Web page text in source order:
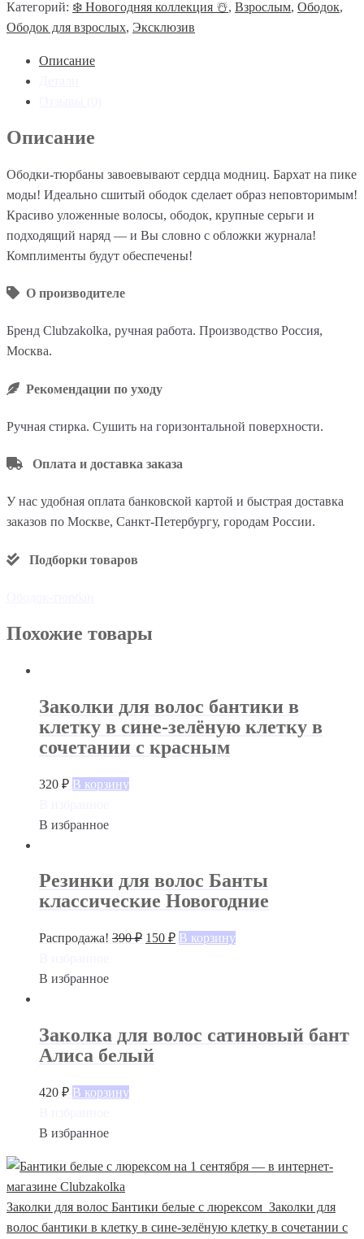
Категорий: ❄️ Новогодняя коллекция ☃️, Взрослым, Ободок,
Ободок для взрослых, Эксклюзив
Описание
Описание
Ободки-тюрбаны завоевывают сердца модниц. Бархат на пике
моды! Идеально сшитый ободок сделает образ неповторимым!
Красиво уложенные волосы, ободок, крупные серьги и
подходящий наряд — и Вы словно с обложки журнала!
Комплименты будут обеспечены!
О производителе
Бренд Clubzakolka, ручная работа. Производство Россия,
Москва.
Рекомендации по уходу
Ручная стирка. Сушить на горизонтальной поверхности.
Оплата и доставка заказа
У нас удобная оплата банковской картой и быстрая доставка
заказов по Москве, Санкт-Петербургу, городам России.
Подборки товаров
Похожие товары
Заколки для волос бантики в
клетку в сине-зелёную клетку в
сочетании с красным
320 ₽ В корзину
В избранное
Резинки для волос Банты
классические Новогодние
Распродажа! 390₽ 150 ₽ В корзину
В избранное
Заколка для волос сатиновый бант
Алиса белый
420 ₽ В корзину
В избранное
Заколки для волос Бантики белые с люрексом Заколки для
волос бантики в клетку в сине-зелёную клетку в сочетании с